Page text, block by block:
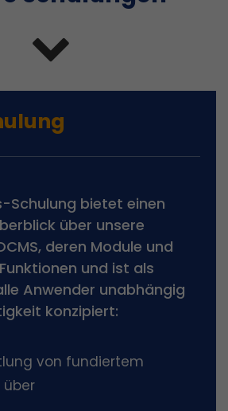
Schulung bietet einen
über unsere
deren Module und
und ist als
Anwender unabhängig
konzipiert:
von fundiertem
über